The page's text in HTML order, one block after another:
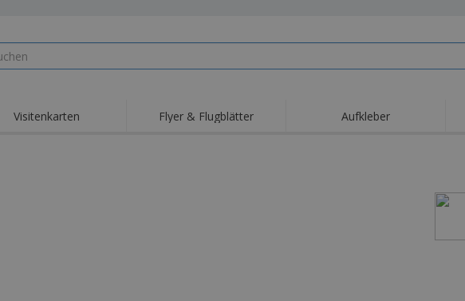
Visitenkarten Flyer & Flugblätter Aufkleber